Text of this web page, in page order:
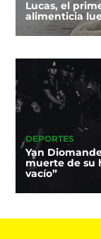
Lucas, el
alimenticia
DEPORTES
Yan
muerte de su
vacío”